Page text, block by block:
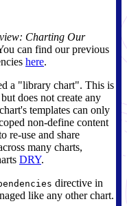
Charting Our
can find our previous
here.
a "library chart". This is
does not create any
templates can only
non-define content
re-use and share
many charts,
DRY.
directive in
like any other chart.